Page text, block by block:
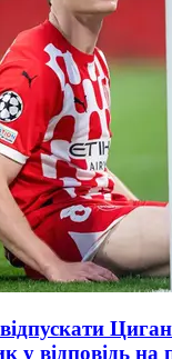
у відповідь на